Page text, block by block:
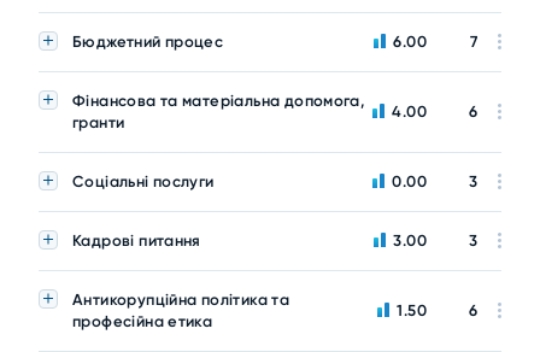
Бюджетний процес 6.00 7
Фінансова та матеріальна допомога,
гранти
4.00 6
Соціальні послуги 0.00 3
Кадрові питання 3.00 3
Антикорупційна політика та
професійна етика
1.50 6